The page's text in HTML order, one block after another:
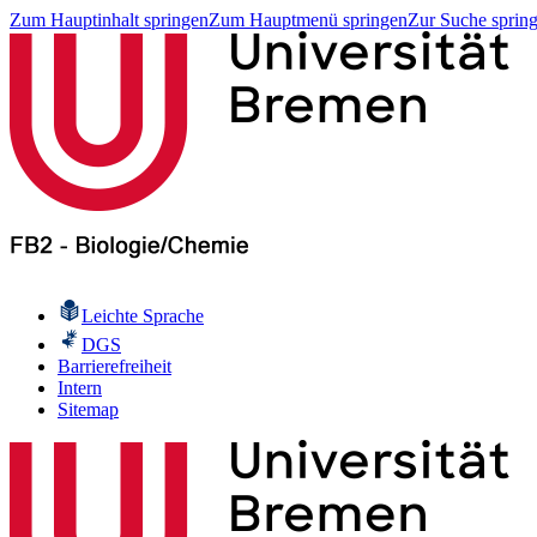
Zum Hauptinhalt springenZum Hauptmenü springenZur Suche
Leichte Sprache
DGS
Barrierefreiheit
Intern
Sitemap